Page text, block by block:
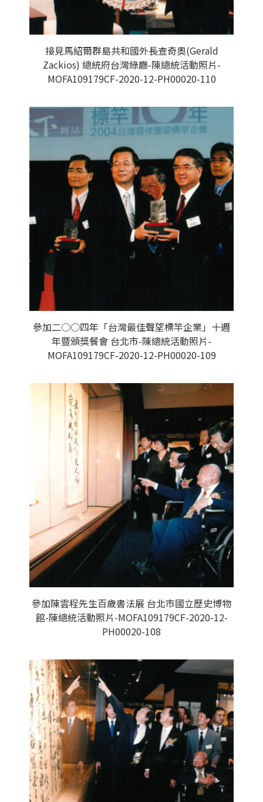
接見馬紹爾群島共和國外長查奇奧(Gerald
Zackios) 總統府台灣綠廳-陳總統活動照片-
MOFA109179CF-2020-12-PH00020-110
參加二○○四年「台灣最佳聲望標竿企業」十週
年暨頒獎餐會 台北市-陳總統活動照片-
MOFA109179CF-2020-12-PH00020-109
參加陳雲程先生百歲書法展 台北市國立歷史博物
館-陳總統活動照片-MOFA109179CF-2020-12-
PH00020-108